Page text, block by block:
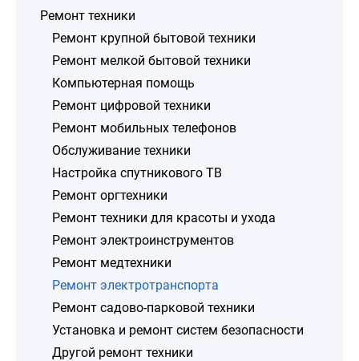
Ремонт техники
Ремонт крупной бытовой техники
Ремонт мелкой бытовой техники
Компьютерная помощь
Ремонт цифровой техники
Ремонт мобильных телефонов
Обслуживание техники
Настройка спутникового ТВ
Ремонт оргтехники
Ремонт техники для красоты и ухода
Ремонт электроинструментов
Ремонт медтехники
Ремонт электротранспорта
Ремонт садово-парковой техники
Установка и ремонт систем безопасности
Другой ремонт техники